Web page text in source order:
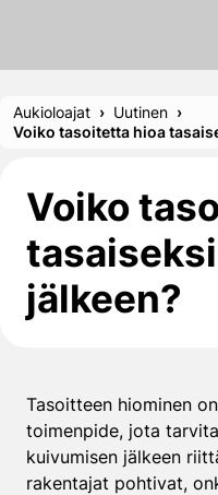
Aukioloajat
Uutinen
Voiko tasoitetta hioa
Voiko
jälkeen?
Tasoitteen hiominen
toimenpide, jota
kuivumisen jälkeen
rakentajat pohtivat,